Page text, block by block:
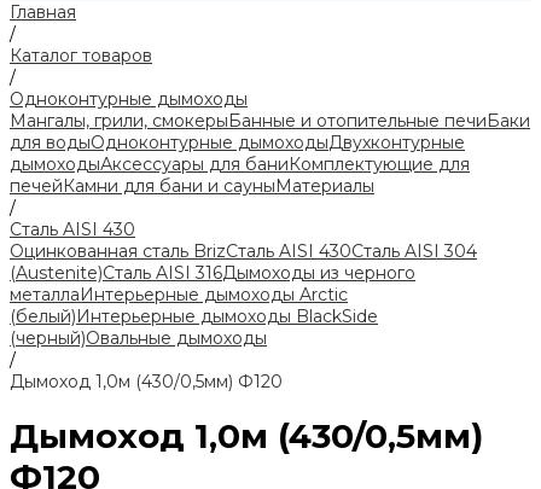
Главная
/
Каталог товаров
/
Одноконтурные дымоходы
Мангалы, грили, смокерыБанные и отопительные печиБаки
для водыОдноконтурные дымоходыДвухконтурные
дымоходыАксессуары для баниКомплектующие для
печейКамни для бани и сауныМатериалы
/
Сталь AISI 430
Оцинкованная сталь BrizСталь AISI 430Сталь AISI 304
(Austenite)Сталь AISI 316Дымоходы из черного
металлаИнтерьерные дымоходы Arctic
(белый)Интерьерные дымоходы BlackSide
(черный)Овальные дымоходы
/
Дымоход 1,0м (430/0,5мм) Ф120
Дымоход 1,0м (430/0,5мм)
Ф120